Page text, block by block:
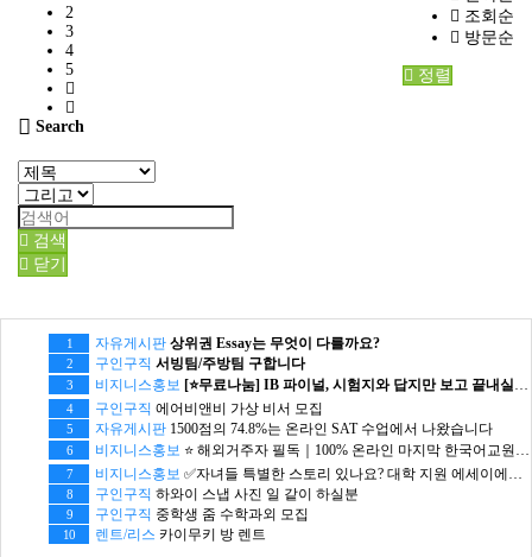
조회순
방문순
정렬
2
3
4
5
Search
검색
닫기
1 자유게시판 상위권 Essay는 무엇이 다를까요?
2 구인구직 서빙팀/주방팀 구합니다
3 비지니스홍보 [⭐무료나눔] IB 파이널, 시험지와 답지만 보고 끝내실 건가요?
4 구인구직 에어비앤비 가상 비서 모집
5 자유게시판 1500점의 74.8%는 온라인 SAT 수업에서 나왔습니다
6 비지니스홍보 ⭐ 해외거주자 필독｜100% 온라인 마지막 한국어교원 2급 추가모집 (~8/2)
7 비지니스홍보 ✅자녀들 특별한 스토리 있나요? 대학 지원 에세이에서 갈리는데..
8 구인구직 하와이 스냅 사진 일 같이 하실분
9 구인구직 중학생 줌 수학과외 모집
10 렌트/리스 카이무키 방 렌트